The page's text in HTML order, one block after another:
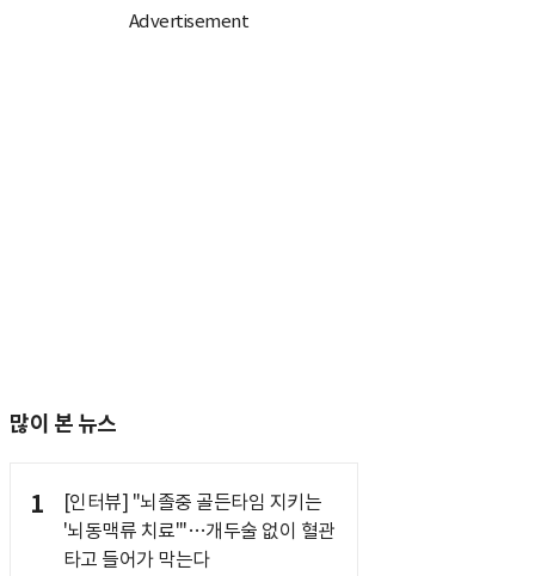
많이 본 뉴스
1
[인터뷰] "뇌졸중 골든타임 지키는
'뇌동맥류 치료'"…개두술 없이 혈관
타고 들어가 막는다